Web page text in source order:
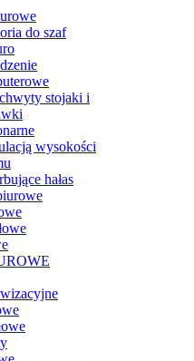
do szaf
stojaki i
wysokości
hałas